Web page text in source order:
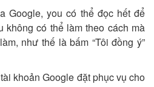
Google, you có thể đọc hết để
không có thể làm theo cách mà
như thế là bấm “Tôi đồng ý”
khoản Google đặt phục vụ cho